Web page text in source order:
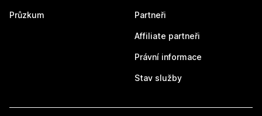
Průzkum Partneři
Affiliate partneři
Právní informace
Stav služby